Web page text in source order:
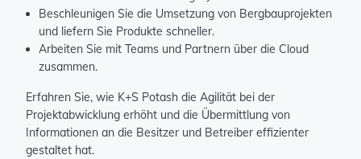
Beschleunigen Sie die Umsetzung von Bergbauprojekten
und liefern Sie Produkte schneller.
Arbeiten Sie mit Teams und Partnern über die Cloud
zusammen.
Erfahren Sie, wie K+S Potash die Agilität bei der
Projektabwicklung erhöht und die Übermittlung von
Informationen an die Besitzer und Betreiber effizienter
gestaltet hat.